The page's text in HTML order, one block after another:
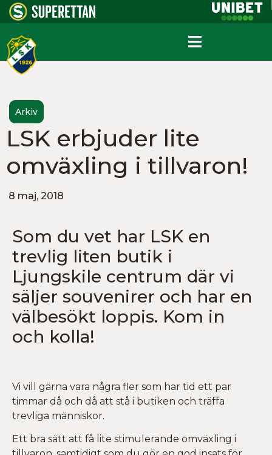
Arkiv
LSK erbjuder lite
omväxling i tillvaron!
8 maj, 2018
Som du vet har LSK en
trevlig liten butik i
Ljungskile centrum där vi
säljer souvenirer och har en
välbesökt loppis. Kom in
och kolla!
Vi vill gärna vara några fler som har tid ett par
timmar då och då att stå i butiken och träffa
trevliga människor.
Ett bra sätt att få lite stimulerande omväxling i